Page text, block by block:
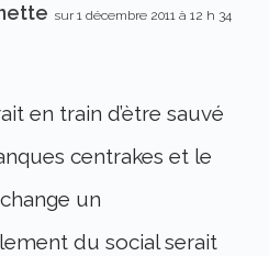
sur 1 décembre 2011 à 12 h 34
en train d’ètre sauvé
centrakes et le
un
du social serait